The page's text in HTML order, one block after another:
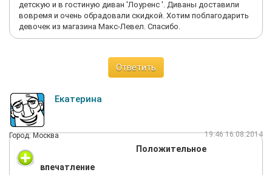
детскую и в гостиную диван 'Лоуренс '. Диваны доставили
вовремя и очень обрадовали скидкой. Хотим поблагодарить
девочек из магазина Макс-Левел. Спасибо.
Ответить
Екатерина
Город: Москва 19:46 16.08.2014
Положительное
впечатление